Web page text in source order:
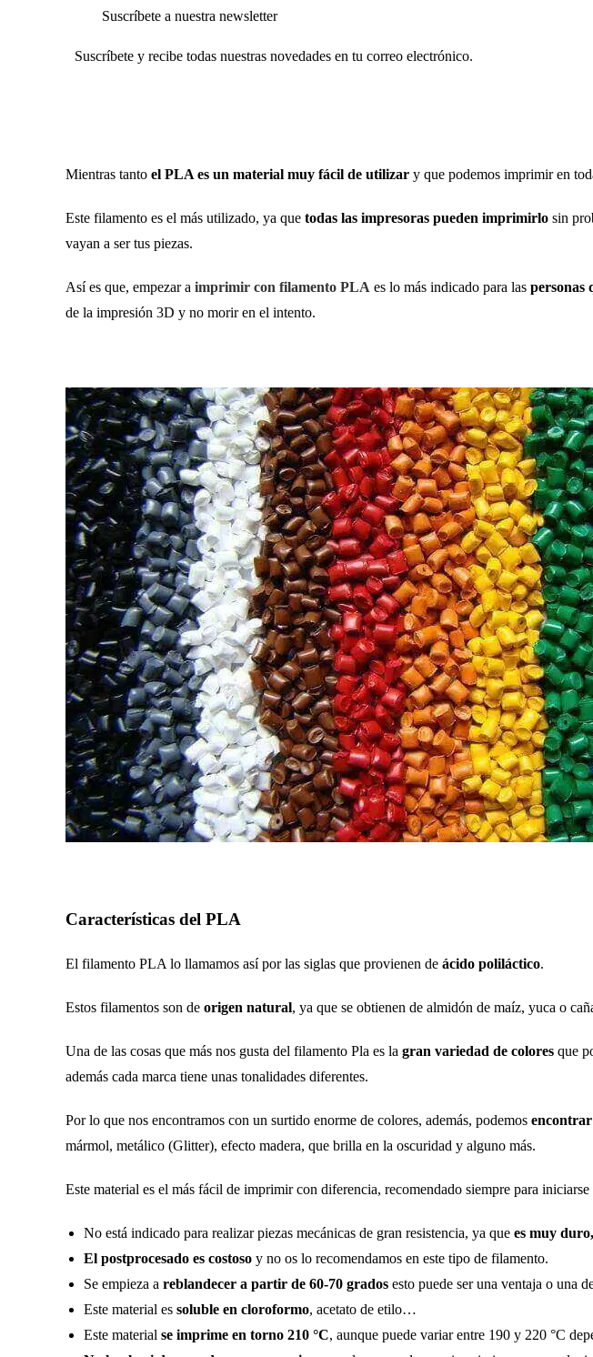
Suscríbete a nuestra newsletter
Suscríbete y recibe todas nuestras novedades en tu correo electrónico.
Mientras tanto el PLA es un material muy fácil de utilizar y que podemos imprimir en
Este filamento es el más utilizado, ya que todas las impresoras pueden imprimirlo sin
vayan a ser tus piezas.
Así es que, empezar a imprimir con filamento PLA es lo más indicado para las personas
de la impresión 3D y no morir en el intento.
Características del PLA
El filamento PLA lo llamamos así por las siglas que provienen de ácido poliláctico.
Estos filamentos son de origen natural, ya que se obtienen de almidón de maíz, yuca o
Una de las cosas que más nos gusta del filamento Pla es la gran variedad de colores que
además cada marca tiene unas tonalidades diferentes.
Por lo que nos encontramos con un surtido enorme de colores, además, podemos encontrar
mármol, metálico (Glitter), efecto madera, que brilla en la oscuridad y alguno más.
Este material es el más fácil de imprimir con diferencia, recomendado siempre para
No está indicado para realizar piezas mecánicas de gran resistencia, ya que es muy
El postprocesado es costoso y no os lo recomendamos en este tipo de filamento.
Se empieza a reblandecer a partir de 60-70 grados esto puede ser una ventaja o una
Este material es soluble en cloroformo, acetato de etilo…
Este material se imprime en torno 210 °C, aunque puede variar entre 190 y 220 °C